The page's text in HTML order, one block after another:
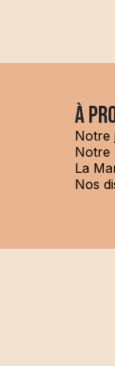
à
Notre
Notre
La
Nos